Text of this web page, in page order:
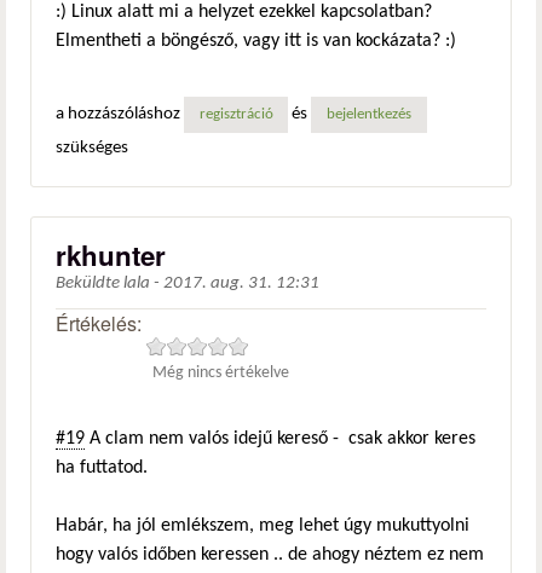
:) Linux alatt mi a helyzet ezekkel kapcsolatban?
Elmentheti a böngésző, vagy itt is van kockázata? :)
a hozzászóláshoz regisztráció és bejelentkezés
szükséges
rkhunter
Beküldte lala - 2017. aug. 31. 12:31
Értékelés:
Még nincs értékelve
#19 A clam nem valós idejű kereső - csak akkor keres
ha futtatod.
Habár, ha jól emlékszem, meg lehet úgy mukuttyolni
hogy valós időben keressen .. de ahogy néztem ez nem